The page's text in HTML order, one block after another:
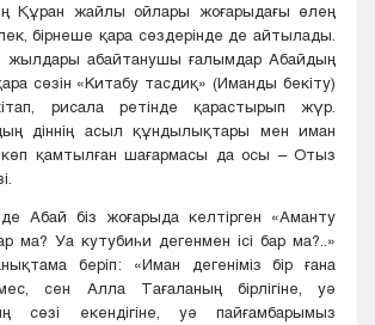
Құран жайлы ойлары жоғарыдағы өлең
бірнеше қара сөздерінде де айтылады.
жылдары абайтанушы ғалымдар Абайдың
сөзін «Китабу тасдиқ» (Иманды бекіту)
рисала ретінде қарастырып жүр.
діннің асыл құндылықтары мен иман
қамтылған шағармасы да осы – Отыз
Абай біз жоғарыда келтірген «Аманту
ма? Уа кутубиһи дегенмен ісі бар ма?..»
беріп: «Иман дегеніміз бір ғана
сен Алла Тағаланың бірлігіне, уә
сөзі екендігіне, уә пайғамбарымыз